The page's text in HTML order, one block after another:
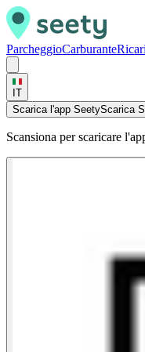
ParcheggioCarburante
IT
Scarica l'app SeetyScarica
Scansiona per scaricare